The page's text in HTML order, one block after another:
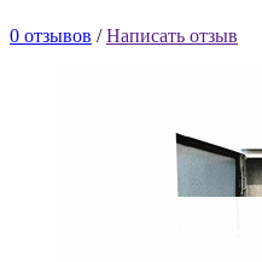
0 отзывов /Написать отзыв